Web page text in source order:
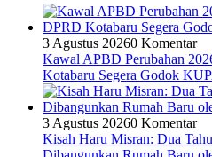
3 Agustus 20260 Komentar
Kawal APBD Perubahan
Kotabaru Segera Godok
3 Agustus 20260 Komentar
Kisah Haru Misran: Dua